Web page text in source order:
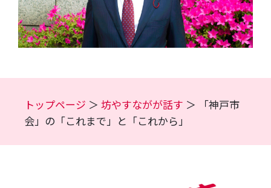
トップページ 坊やすながが話す
「神戸市
会」の「これまで」と「これから」